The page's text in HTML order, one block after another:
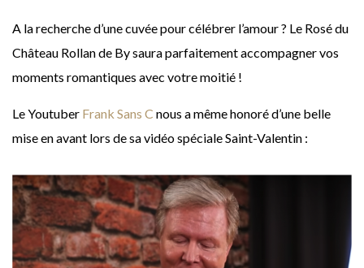
A la recherche d’une cuvée pour célébrer l’amour ? Le Rosé du
Château Rollan de By saura parfaitement accompagner vos
moments romantiques avec votre moitié !
Le Youtuber Frank Sans C nous a même honoré d’une belle
mise en avant lors de sa vidéo spéciale Saint-Valentin :